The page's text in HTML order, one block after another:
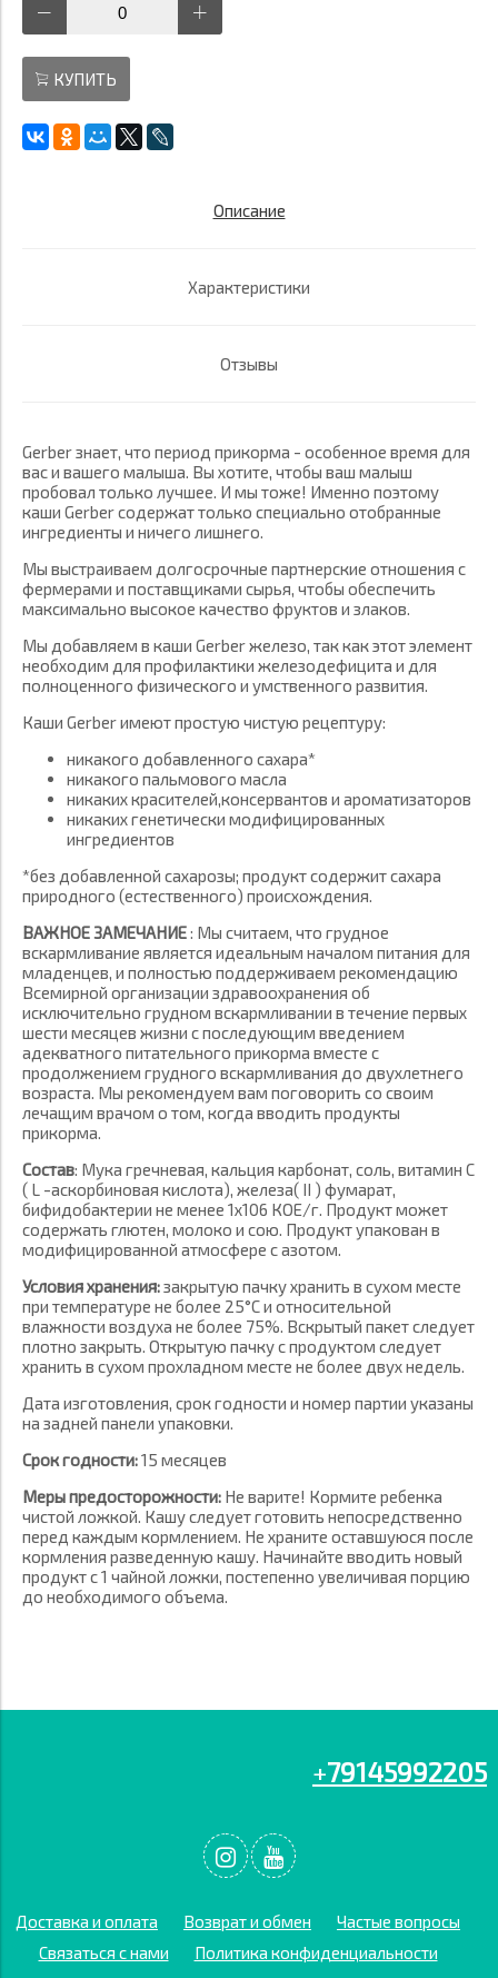
КУПИТЬ
Описание
Характеристики
Отзывы
Gerber знает, что период прикорма - особенное время для
вас и вашего малыша. Вы хотите, чтобы ваш малыш
пробовал только лучшее. И мы тоже! Именно поэтому
каши Gerber содержат только специально отобранные
ингредиенты и ничего лишнего.
Мы выстраиваем долгосрочные партнерские отношения с
фермерами и поставщиками сырья, чтобы обеспечить
максимально высокое качество фруктов и злаков.
Мы добавляем в каши Gerber железо, так как этот элемент
необходим для профилактики железодефицита и для
полноценного физического и умственного развития.
Каши Gerber имеют простую чистую рецептуру:
никакого добавленного сахара*
никакого пальмового масла
никаких красителей,консервантов и ароматизаторов
никаких генетически модифицированных
ингредиентов
*без добавленной сахарозы; продукт содержит сахара
природного (естественного) происхождения.
ВАЖНОЕ ЗАМЕЧАНИЕ: Мы считаем, что грудное
вскармливание является идеальным началом питания для
младенцев, и полностью поддерживаем рекомендацию
Всемирной организации здравоохранения об
исключительно грудном вскармливании в течение первых
шести месяцев жизни с последующим введением
адекватного питательного прикорма вместе с
продолжением грудного вскармливания до двухлетнего
возраста. Мы рекомендуем вам поговорить со своим
лечащим врачом о том, когда вводить продукты
прикорма.
Состав: Мука гречневая, кальция карбонат, соль, витамин С
( L -аскорбиновая кислота), железа( II ) фумарат,
бифидобактерии не менее 1х106 КОЕ/г. Продукт может
содержать глютен, молоко и сою. Продукт упакован в
модифицированной атмосфере с азотом.
Условия хранения:закрытую пачку хранить в сухом месте
при температуре не более 25°С и относительной
влажности воздуха не более 75%. Вскрытый пакет следует
плотно закрыть. Открытую пачку с продуктом следует
хранить в сухом прохладном месте не более двух недель.
Дата изготовления, срок годности и номер партии указаны
на задней панели упаковки.
Срок годности:15 месяцев
Меры предосторожности: Не варите! Кормите ребенка
чистой ложкой. Кашу следует готовить непосредственно
перед каждым кормлением. Не храните оставшуюся после
кормления разведенную кашу. Начинайте вводить новый
продукт с 1 чайной ложки, постепенно увеличивая порцию
до необходимого объема.
+79145992205
Доставка и оплата Возврат и обмен
Частые вопросы
Связаться с нами
Политика конфиденциальности